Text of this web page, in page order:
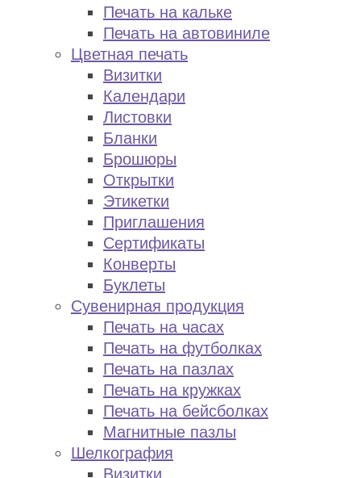
Печать на кальке
Печать на автовиниле
Цветная печать
Визитки
Календари
Листовки
Бланки
Брошюры
Открытки
Этикетки
Приглашения
Сертификаты
Конверты
Буклеты
Сувенирная продукция
Печать на часах
Печать на футболках
Печать на пазлах
Печать на кружках
Печать на бейсболках
Магнитные пазлы
Шелкография
Визитки